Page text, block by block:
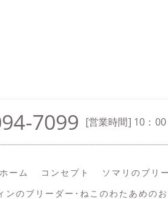
7099 [営業時間] 10：
ホーム コンセプト ソマリのブリ
ンのブリーダー･ねこのわたあめの